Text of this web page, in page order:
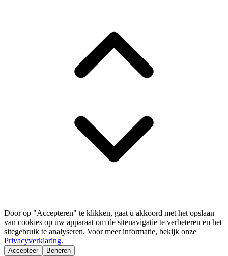
Door op "Accepteren" te klikken, gaat u akkoord met het opslaan
van cookies op uw apparaat om de sitenavigatie te verbeteren en het
sitegebruik te analyseren. Voor meer informatie, bekijk onze
Privacyverklaring.
Accepteer Beheren